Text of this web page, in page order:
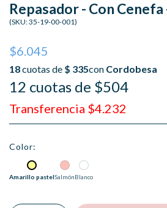
Repasador - Con Cenefa
(SKU:35-19-00-001)
$6.045
12 cuotas de $504
Transferencia $4.232
Color:
Amarillo pastelSalmónBlanco